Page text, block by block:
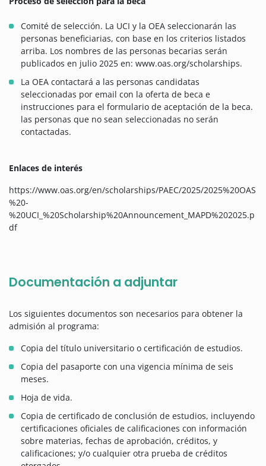
Comité de selección. La UCI y la OEA seleccionarán las
personas beneficiarias, con base en los criterios listados
arriba. Los nombres de las personas becarias serán
publicados en julio 2025 en: www.oas.org/scholarships.
La OEA contactará a las personas candidatas
seleccionadas por email con la oferta de beca e
instrucciones para el formulario de aceptación de la beca.
las personas que no sean seleccionadas no serán
contactadas.
Enlaces de interés
https://www.oas.org/en/scholarships/PAEC/2025/2025%20OAS
%20-
%20UCI_%20Scholarship%20Announcement_MAPD%202025.p
df
Documentación a adjuntar
Los siguientes documentos son necesarios para obtener la
admisión al programa:
Copia del título universitario o certificación de estudios.
Copia del pasaporte con una vigencia mínima de seis
meses.
Hoja de vida.
Copia de certificado de conclusión de estudios, incluyendo
certificaciones oficiales de calificaciones con información
sobre materias, fechas de aprobación, créditos, y
calificaciones; y/o cualquier otra prueba de créditos